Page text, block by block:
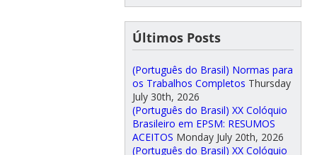
Últimos Posts
(Português do Brasil) Normas para
os Trabalhos Completos Thursday
July 30th, 2026
(Português do Brasil) XX Colóquio
Brasileiro em EPSM: RESUMOS
ACEITOS Monday July 20th, 2026
(Português do Brasil) XX Colóquio